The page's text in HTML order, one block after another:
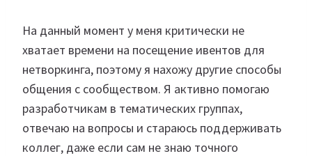
На данный момент у меня критически не
хватает времени на посещение ивентов для
нетворкинга, поэтому я нахожу другие способы
общения с сообществом. Я активно помогаю
разработчикам в тематических группах,
отвечаю на вопросы и стараюсь поддерживать
коллег, даже если сам не знаю точного